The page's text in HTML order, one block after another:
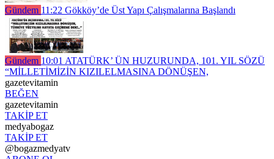
Gündem 11:22 Gökköy’de Üst Yapı Çalışmalarına Başlandı
Gündem 10:01 ATATÜRK’ ÜN HUZURUNDA, 101. YIL SÖZÜ
“MİLLETİMİZİN KIZILELMASINA DÖNÜŞEN,
gazetevitamin
BEĞEN
gazetevitamin
TAKİP ET
medyabogaz
TAKİP ET
@bogazmedyatv